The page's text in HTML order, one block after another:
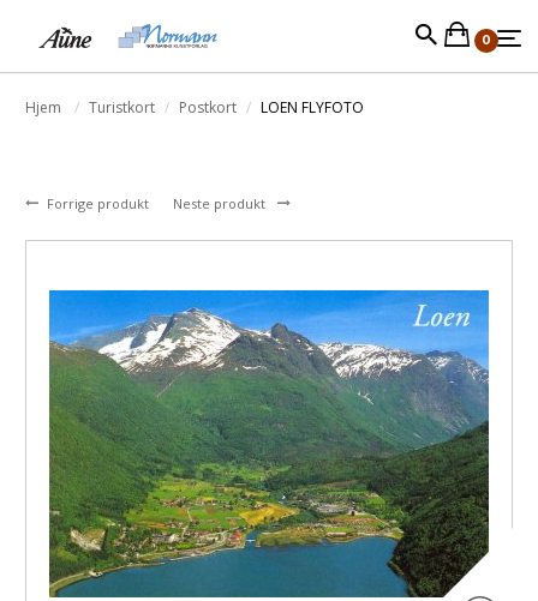
0
Hjem Turistkort Postkort LOEN FLYFOTO
Forrige produkt Neste produkt